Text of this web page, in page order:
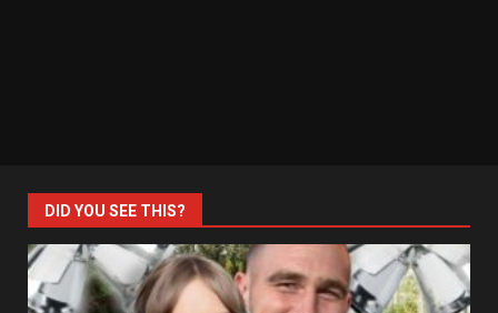
DID YOU SEE THIS?